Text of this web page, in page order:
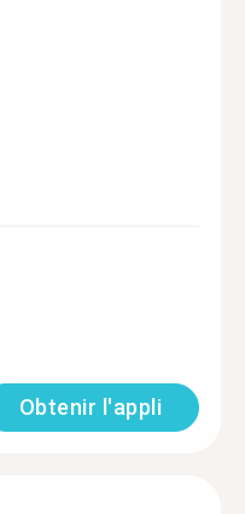
Obtenir l'appli